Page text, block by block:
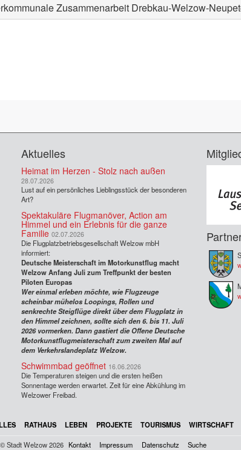
Zusammenarbeit Drebkau-Welzow-
Aktuelles
Heimat im Herzen - Stolz nach außen
28.07.2026
Lust auf ein persönliches Lieblingsstück der besonderen
Art?
Spektakuläre Flugmanöver, Action am
Himmel und ein Erlebnis für die ganze
Familie 02.07.2026
Die Flugplatzbetriebsgesellschaft Welzow mbH
informiert:
Deutsche Meisterschaft im Motorkunstflug macht
Welzow Anfang Juli zum Treffpunkt der besten
Piloten Europas
Wer einmal erleben möchte, wie Flugzeuge
scheinbar mühelos Loopings, Rollen und
senkrechte Steigflüge direkt über dem Flugplatz in
den Himmel zeichnen, sollte sich den 6. bis 11. Juli
2026 vormerken. Dann gastiert die Offene Deutsche
Motorkunstflugmeisterschaft zum zweiten Mal auf
dem Verkehrslandeplatz Welzow.
Schwimmbad geöffnet 16.06.2026
Die Temperaturen steigen und die ersten heißen
Sonnentage werden erwartet. Zeit für eine Abkühlung im
Welzower Freibad.
RATHAUS LEBEN PROJEKTE TOURISMUS WIRTSCHAFT
© Stadt Welzow 2026 Kontakt Impressum Datenschutz Suche